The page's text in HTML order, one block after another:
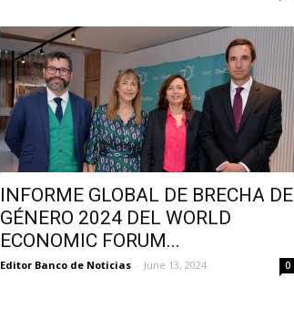
INFORME GLOBAL DE BRECHA DE
GÉNERO 2024 DEL WORLD
ECONOMIC FORUM...
Editor Banco de Noticias - June 13, 2024 0